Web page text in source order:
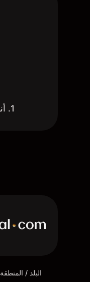
1. أنشئ حسابك (وفقًا لمعايير الأهلية)
البلد / المنطقة